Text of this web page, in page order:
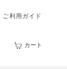
ご利用ガイド
カート